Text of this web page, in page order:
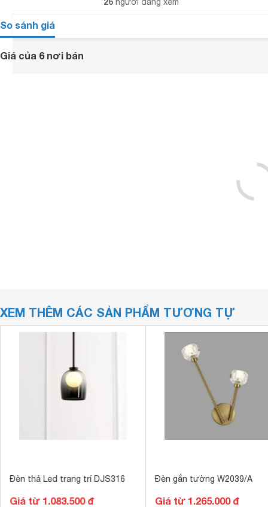
So sánh giá
Giá của 6 nơi bán
XEM THÊM CÁC SẢN PHẨM TƯƠNG TỰ
Đèn thả Led trang trí DJS316
Giá từ 1.083.500 đ
Đèn gắn tường W2039/A
Giá từ 1.265.000 đ